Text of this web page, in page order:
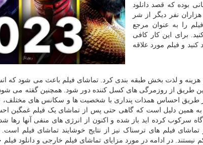
بوده که قصد دانلود
هزاران نفر دیگر از شر
را به عنوان مرجع
برای این کار کافی
و فیلم مورد علاقه
و لذت بخش طبقه بندی کرد. تماشای فیلم باعث می شود که
طریق از روزمرگی های کسل کننده دور شود. همچنین گفته می
طریق احساس همذات پنداری با شخصیت ها و سکانس های مختلف،
همین دلیل است که گاهی حتی پس از تماشای یک فیلم غمگین
سرکوب کرده اید باز شده و اکنون از انرژی های منفی آنها رها
فیلم های ترسناک نیز از نتایج خوشایند تماشای فیلم است.
در ادامه در مورد مزایای تماشای فیلم خارجی و دانلود